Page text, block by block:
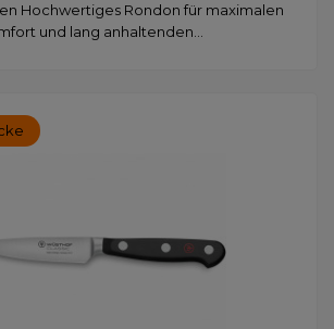
Hochwertiges Rondon für maximalen
und lang anhaltenden...